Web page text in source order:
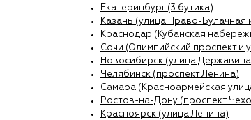
Екатеринбург (3 бутика)
Казань (улица Право-Булачная
Краснодар (Кубанская
Сочи (Олимпийский проспект и
Новосибирск (улица
Челябинск (проспект Ленина)
Самара (Красноармейская
Ростов-на-Дону (проспект
Красноярск (улица Ленина)